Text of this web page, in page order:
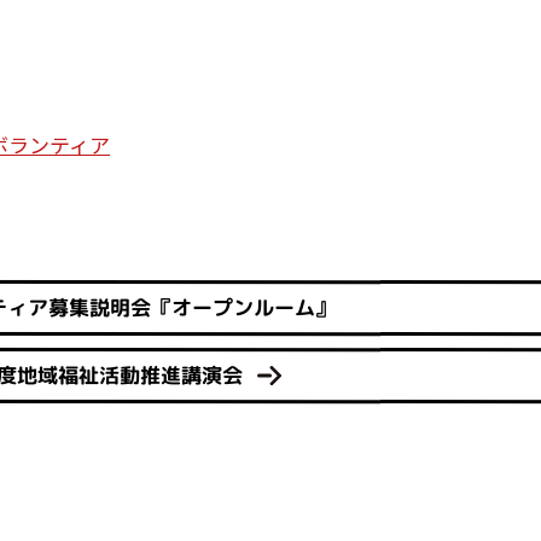
ンティア
ア募集説明会『オープンルーム』
地域福祉活動推進講演会